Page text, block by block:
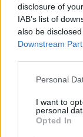
disclosure of
IAB’s list of
also be
Downstream
Personal
I want to
personal
Opted In